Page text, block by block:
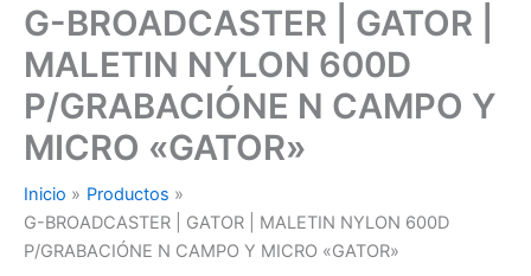
G-BROADCASTER | GATOR |
MALETIN NYLON 600D
P/GRABACIÓNE N CAMPO Y
MICRO «GATOR»
Inicio
Productos
G-BROADCASTER | GATOR | MALETIN NYLON 600D
P/GRABACIÓNE N CAMPO Y MICRO «GATOR»